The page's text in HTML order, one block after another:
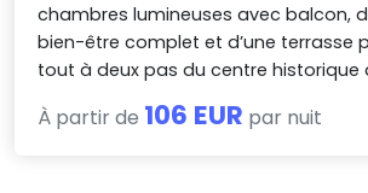
chambres lumineuses avec balcon,
bien-être complet et d’une terrasse
tout à deux pas du centre historique
À partir de 106 EUR par nuit